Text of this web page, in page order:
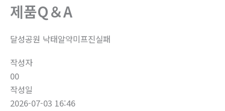
제품Q＆A
달성공원 낙태알약미프진실패
작성자
00
작성일
2026-07-03 16:46